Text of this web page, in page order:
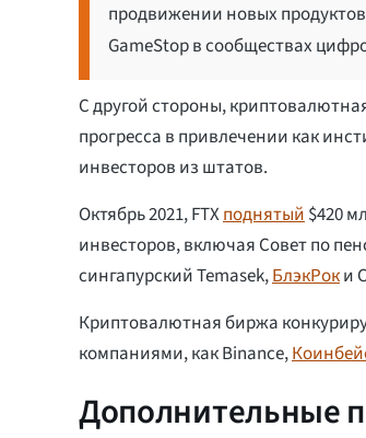
продвижении новых
GameStop в сообществах
С другой стороны,
прогресса в привлечении как
инвесторов из штатов.
Октябрь 2021, FTXподнятый$420
инвесторов, включая Совет по
сингапурский Temasek,БлэкРоки
Криптовалютная биржа
компаниями, как Binance,
Дополнительные